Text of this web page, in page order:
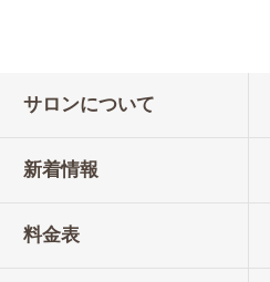
サロンについて
新着情報
料金表